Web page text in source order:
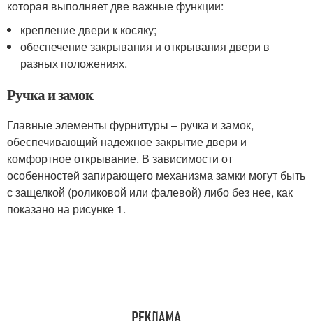
которая выполняет две важные функции:
крепление двери к косяку;
обеспечение закрывания и открывания двери в
разных положениях.
Ручка и замок
Главные элементы фурнитуры – ручка и замок,
обеспечивающий надежное закрытие двери и
комфортное открывание. В зависимости от
особенностей запирающего механизма замки могут быть
с защелкой (роликовой или фалевой) либо без нее, как
показано на рисунке 1.